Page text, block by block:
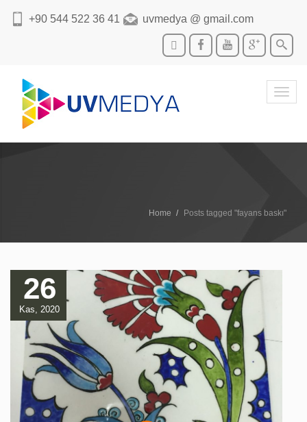
+90 544 522 36 41 uvmedya @ gmail.com
Home Posts tagged "fayans baskı"
26
Kas, 2020